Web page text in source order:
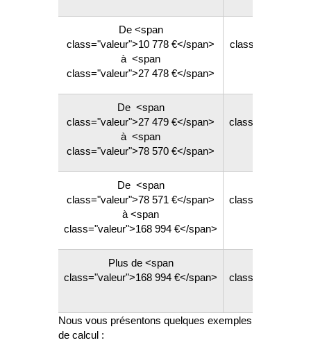
De <span
class="valeur">10 778 €</span>
à <span
class="valeur">27 478 €</span>
De <span
class="valeur">27 479 €</span>
à <span
class="valeur">78 570 €</span>
De <span
class="valeur">78 571 €</span>
à <span
class="valeur">168 994 €</span>
Plus de <span
class="valeur">168 994 €</span>
Nous vous présentons quelques exemples
de calcul :